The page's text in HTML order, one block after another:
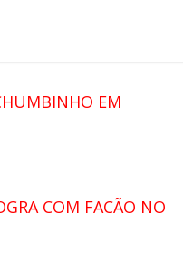
EM
COM FACÃO NO